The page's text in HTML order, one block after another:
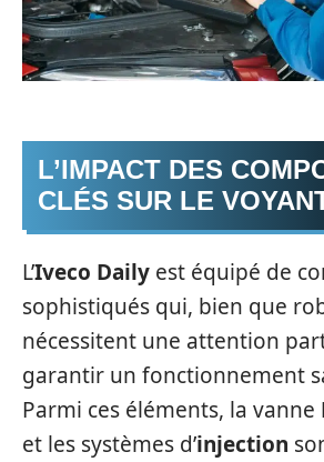
L’IMPACT DES
CLÉS SUR LE
L’Iveco Daily est équipé de
sophistiqués qui, bien que
nécessitent une attention
garantir un fonctionnement
Parmi ces éléments, la vanne
et les systèmes d’injection